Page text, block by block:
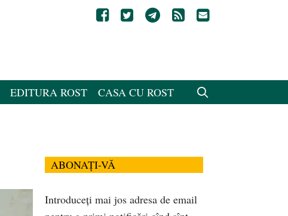
EDITURA ROST CASA CU ROST
ABONAȚI-VĂ
Introduceți mai jos adresa de email